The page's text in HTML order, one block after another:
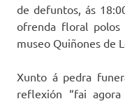
de defuntos, ás
ofrenda floral polos
museo Quiñones de
Xunto á pedra
reflexión “fai